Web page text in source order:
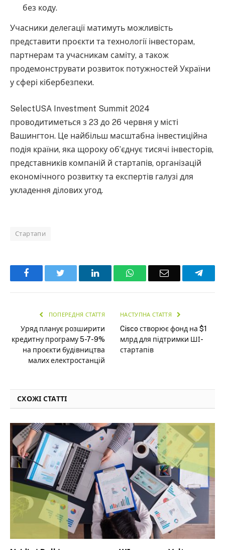
без коду.
Учасники делегації матимуть можливість
представити проєкти та технології інвесторам,
партнерам та учасникам саміту, а також
продемонструвати розвиток потужностей України
у сфері кібербезпеки.
SelectUSA Investment Summit 2024
проводитиметься з 23 до 26 червня у місті
Вашингтон. Це найбільш масштабна інвестиційна
подія країни, яка щороку об’єднує тисячі інвесторів,
представників компаній й стартапів, організацій
економічного розвитку та експертів галузі для
укладення ділових угод.
Стартапи
Facebook LinkedInWhatsAppEmail
ПОПЕРЕДНЯ СТАТТЯ
Уряд планує розширити
кредитну програму 5-7-9%
на проєкти будівництва
малих електростанцій
НАСТУПНА СТАТТЯ
Cisco створює фонд на $1
млрд для підтримки ШІ-
стартапів
СХОЖІ СТАТТІ